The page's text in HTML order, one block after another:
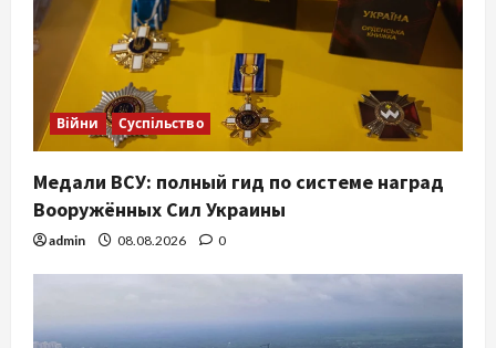
Війни Суспільство
Медали ВСУ: полный гид по системе наград
Вооружённых Сил Украины
admin 08.08.2026 0